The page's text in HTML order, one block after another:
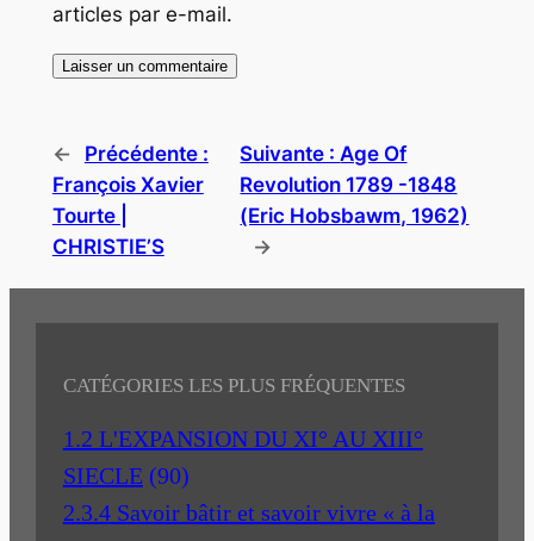
articles par e-mail.
←
Précédente :
François Xavier
Tourte |
CHRISTIE’S
Suivante : Age Of
Revolution 1789 -1848
(Eric Hobsbawm, 1962)
→
CATÉGORIES LES PLUS FRÉQUENTES
1.2 L'EXPANSION DU XI° AU XIII°
SIECLE (90)
2.3.4 Savoir bâtir et savoir vivre « à la